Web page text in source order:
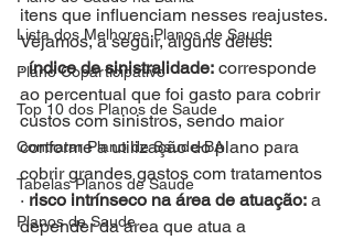
Lista dos Melhores Planos de Saude
Plano Coparticipativo
Top 10 dos Planos de Saude
Contratar Plano de Saude-BA
Tabelas Planos de Saude
Planos de Saude
itens que influenciam nesses reajustes.
Vejamos, a seguir, alguns deles:
· índice de sinistralidade: corresponde
ao percentual que foi gasto para cobrir
custos com sinistros, sendo maior
conforme a utilização do plano para
cobrir grandes gastos com tratamentos
· risco intrínseco na área de atuação: a
depender da área que atua a